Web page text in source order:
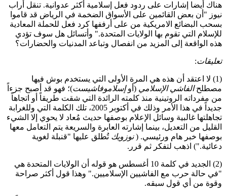
هناك أيضا إشارات على ردود فعل إسلامية أكثر عدوانية. تنقل أراب
نيوز "أن بعض القائمين على الأسواق الضخمة في الرياض قد قاموا
بسحب البضائع الامريكية من على أرففها كرد فعل للحملة المعادية
للإسلام التي تقوم بها الولايات المتحدة." وأتسائل هل سوف تؤدي
هذه الواقعة إلى المزيد من انفصال وتباعد المدنيات والحضارات؟
تعليقات:
(1) لا اعتقد أن هذه هي المرة الأولى التي يستخدم بوش فيها
مصطلحالفاشي الإسلامي (أوإسلاموفاشيست)؛ فهو قد أصبح جزءاً
من مفرداته الروتينية منذ كلمته الرائدة التي شقت طريقاً أو اتجاهاً
جديداً في هذا الأمر وذلك في أكتوبر 2005، تلك الكلمة التي وللغرابة
تجاهلتها غالبية وسائل الإعلام بوصفها حديث مُعاد لا يحوي إلا الشيء
القليل من التعديل، بينما إشارته العابرة والسريعة يتم التعامل معها
بوصفها خبر هام ورئيسي. (نوزويك تُطلق عليها "قنبلة لغوية
دعائية.") اذهب لتفكر ثم قرر.
(2) الجديد في كلمة 10 أغسطس هو قوله أن الولايات المتحدة هي
"في حالة حرب مع الفاشيين الإسلاميين." وهذا قول أكثر صراحة
وقوة من أي قول سبقه.